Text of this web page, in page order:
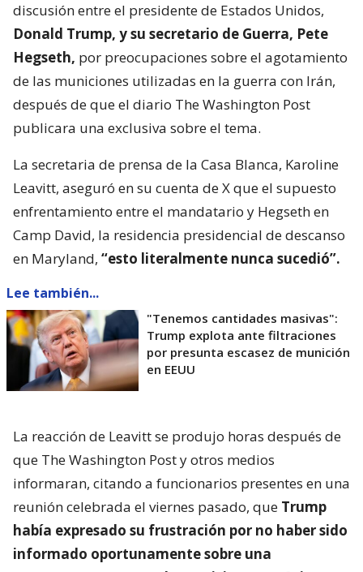
discusión entre el presidente de Estados Unidos,
Donald Trump, y su secretario de Guerra, Pete
Hegseth, por preocupaciones sobre el agotamiento
de las municiones utilizadas en la guerra con Irán,
después de que el diario The Washington Post
publicara una exclusiva sobre el tema.
La secretaria de prensa de la Casa Blanca, Karoline
Leavitt, aseguró en su cuenta de X que el supuesto
enfrentamiento entre el mandatario y Hegseth en
Camp David, la residencia presidencial de descanso
en Maryland, “esto literalmente nunca sucedió”.
Lee también...
"Tenemos cantidades masivas":
Trump explota ante filtraciones
por presunta escasez de munición
en EEUU
La reacción de Leavitt se produjo horas después de
que The Washington Post y otros medios
informaran, citando a funcionarios presentes en una
reunión celebrada el viernes pasado, que Trump
había expresado su frustración por no haber sido
informado oportunamente sobre una